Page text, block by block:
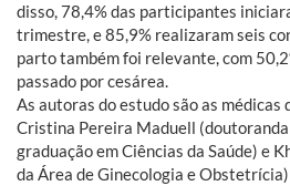
disso, 78,4% das participantes
trimestre, e 85,9% realizaram seis
parto também foi relevante, com
passado por cesárea.
As autoras do estudo são as médicas
Cristina Pereira Maduell (doutoranda
graduação em Ciências da Saúde) e
da Área de Ginecologia e